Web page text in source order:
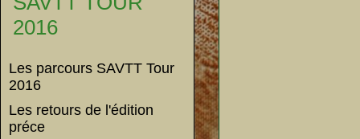
2016
Les parcours SAVTT Tour
2016
Les retours de l'édition
préce